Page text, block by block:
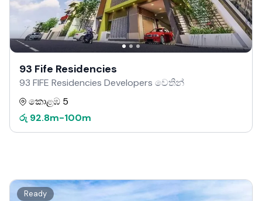
93 Fife Residencies
93 FIFE Residencies Developers වෙතින්
කොළඹ 5
රු 92.8m-100m
Ready